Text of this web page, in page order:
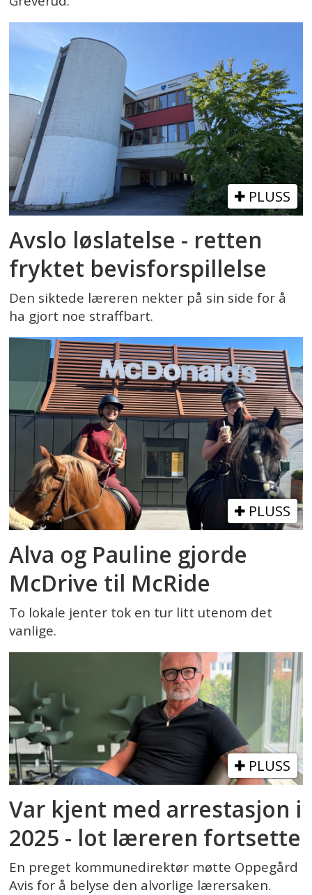
PLUSS
Avslo løslatelse - retten
fryktet bevisforspillelse
Den siktede læreren nekter på sin side for å
ha gjort noe straffbart.
PLUSS
Alva og Pauline gjorde
McDrive til McRide
To lokale jenter tok en tur litt utenom det
vanlige.
PLUSS
Var kjent med arrestasjon i
2025 - lot læreren fortsette
En preget kommunedirektør møtte Oppegård
Avis for å belyse den alvorlige lærersaken.